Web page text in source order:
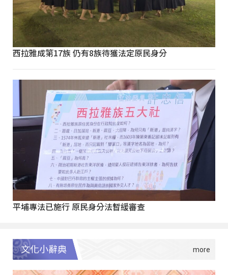
西拉雅成第17族 仍有8族待獲法定原民身分
平埔專法已施行 原民身分法暫緩審查
文化小辭典